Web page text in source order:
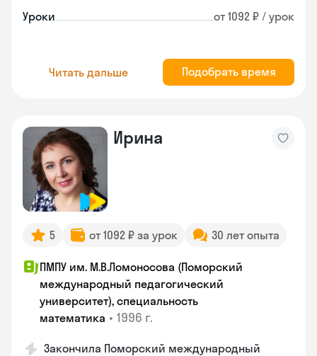
Уроки от 1092 ₽ / урок
Читать дальше Подобрать время
Ирина
5 от 1092 ₽ за урок 30 лет опыта
ПМПУ им. М.В.Ломоносова (Поморский
международный педагогический
университет), специальность
математика • 1996 г.
Закончила Поморский международный